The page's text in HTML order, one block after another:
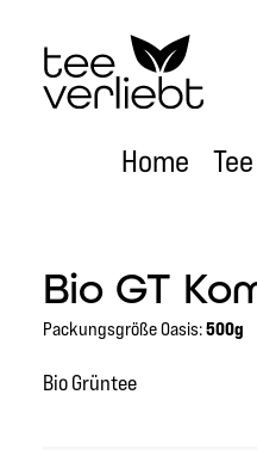
Hauptinhalt springen
Zur Hauptnavigation springen
Home
Bio GT
Packungsgröße Oasis:500g
Bio Grüntee